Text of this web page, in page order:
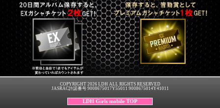
COPYRIGHT 2026 LDH ALL RIGHTS RESERVED
JASRAC許諾番号 9008675017Y55011 9008675014Y41011
LDH Girls mobile TOP